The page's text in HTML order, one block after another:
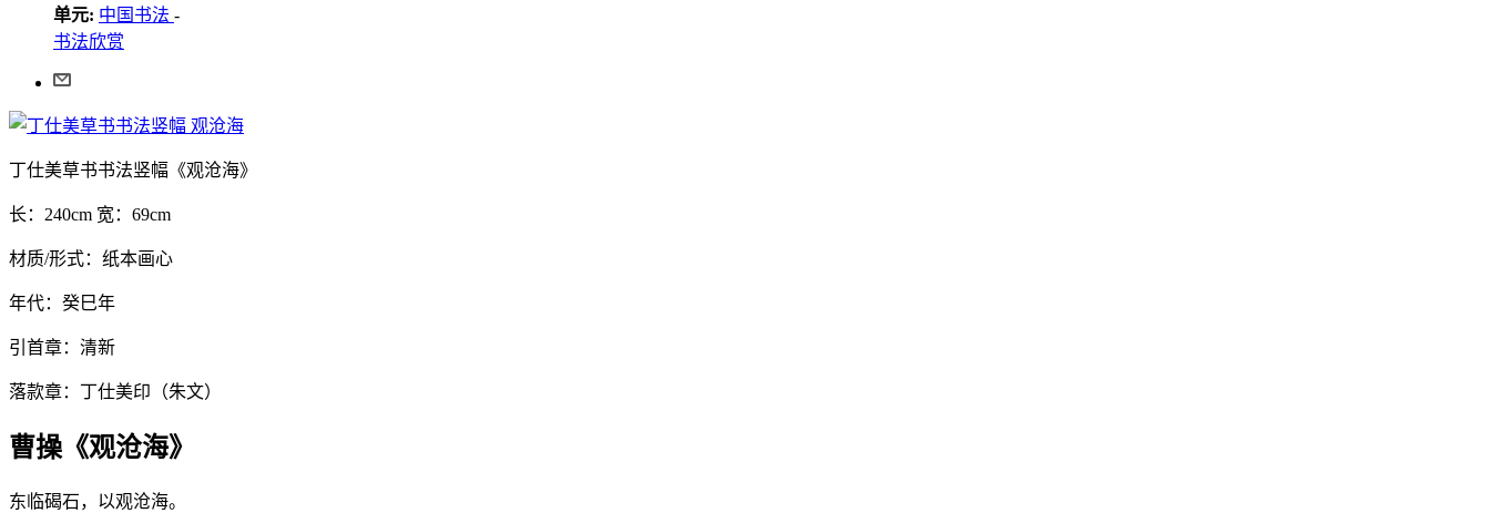
单元: 中国书法 -
书法欣赏
丁仕美草书书法竖幅《观沧海》
长：240cm 宽：69cm
材质/形式：纸本画心
年代：癸巳年
引首章：清新
落款章：丁仕美印（朱文）
曹操《观沧海》
东临碣石，以观沧海。